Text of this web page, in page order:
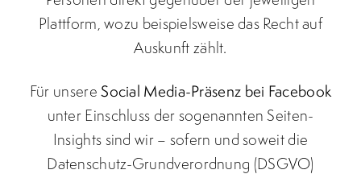
Plattform, wozu beispielsweise das Recht auf
Auskunft zählt.
Für unsereSocial Media-Präsenz bei Facebook
unter Einschluss der sogenannten Seiten-
Insights sind wir – sofern und soweit die
Datenschutz-Grundverordnung (DSGVO)